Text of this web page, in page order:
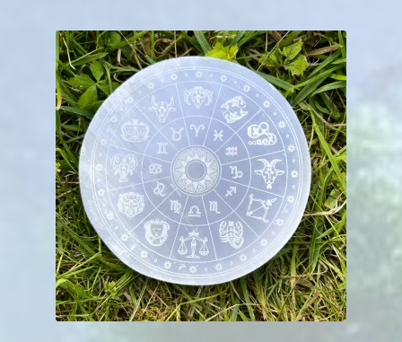
Bougies lithothérapie
Carte Cadeau
Qui suis-je ?
Avis clients
Mon compte
Panier